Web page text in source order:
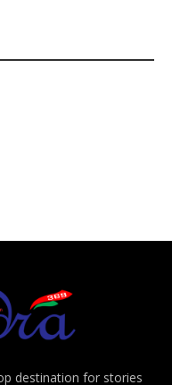
destination for stories